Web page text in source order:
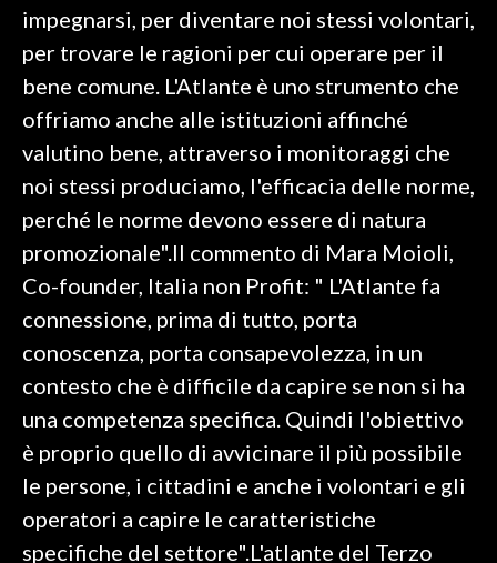
SARDEGNA TURISMO
#CARAUNIONE
3 MINUTI CON
INFO AZIENDE
ABBONATI
ANNUNCI
NECROLOGI
PUBBLICITÀ
SPIAGGE
STORE
impegnarsi, per diventare noi stessi volontari,
per trovare le ragioni per cui operare per il
bene comune. L'Atlante è uno strumento che
offriamo anche alle istituzioni affinché
valutino bene, attraverso i monitoraggi che
noi stessi produciamo, l'efficacia delle norme,
perché le norme devono essere di natura
promozionale".Il commento di Mara Moioli,
Co-founder, Italia non Profit: " L'Atlante fa
connessione, prima di tutto, porta
conoscenza, porta consapevolezza, in un
contesto che è difficile da capire se non si ha
una competenza specifica. Quindi l'obiettivo
è proprio quello di avvicinare il più possibile
le persone, i cittadini e anche i volontari e gli
operatori a capire le caratteristiche
specifiche del settore".L'atlante del Terzo